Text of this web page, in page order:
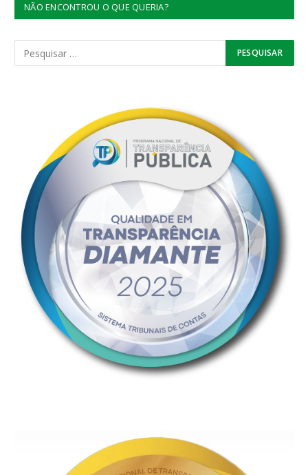
NÃO ENCONTROU O QUE QUERIA?